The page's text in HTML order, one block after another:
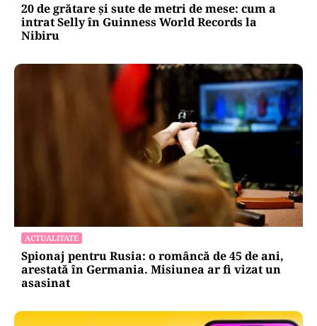
20 de grătare și sute de metri de mese: cum a
intrat Selly în Guinness World Records la
Nibiru
ACTUALITATE
Spionaj pentru Rusia: o româncă de 45 de ani,
arestată în Germania. Misiunea ar fi vizat un
asasinat